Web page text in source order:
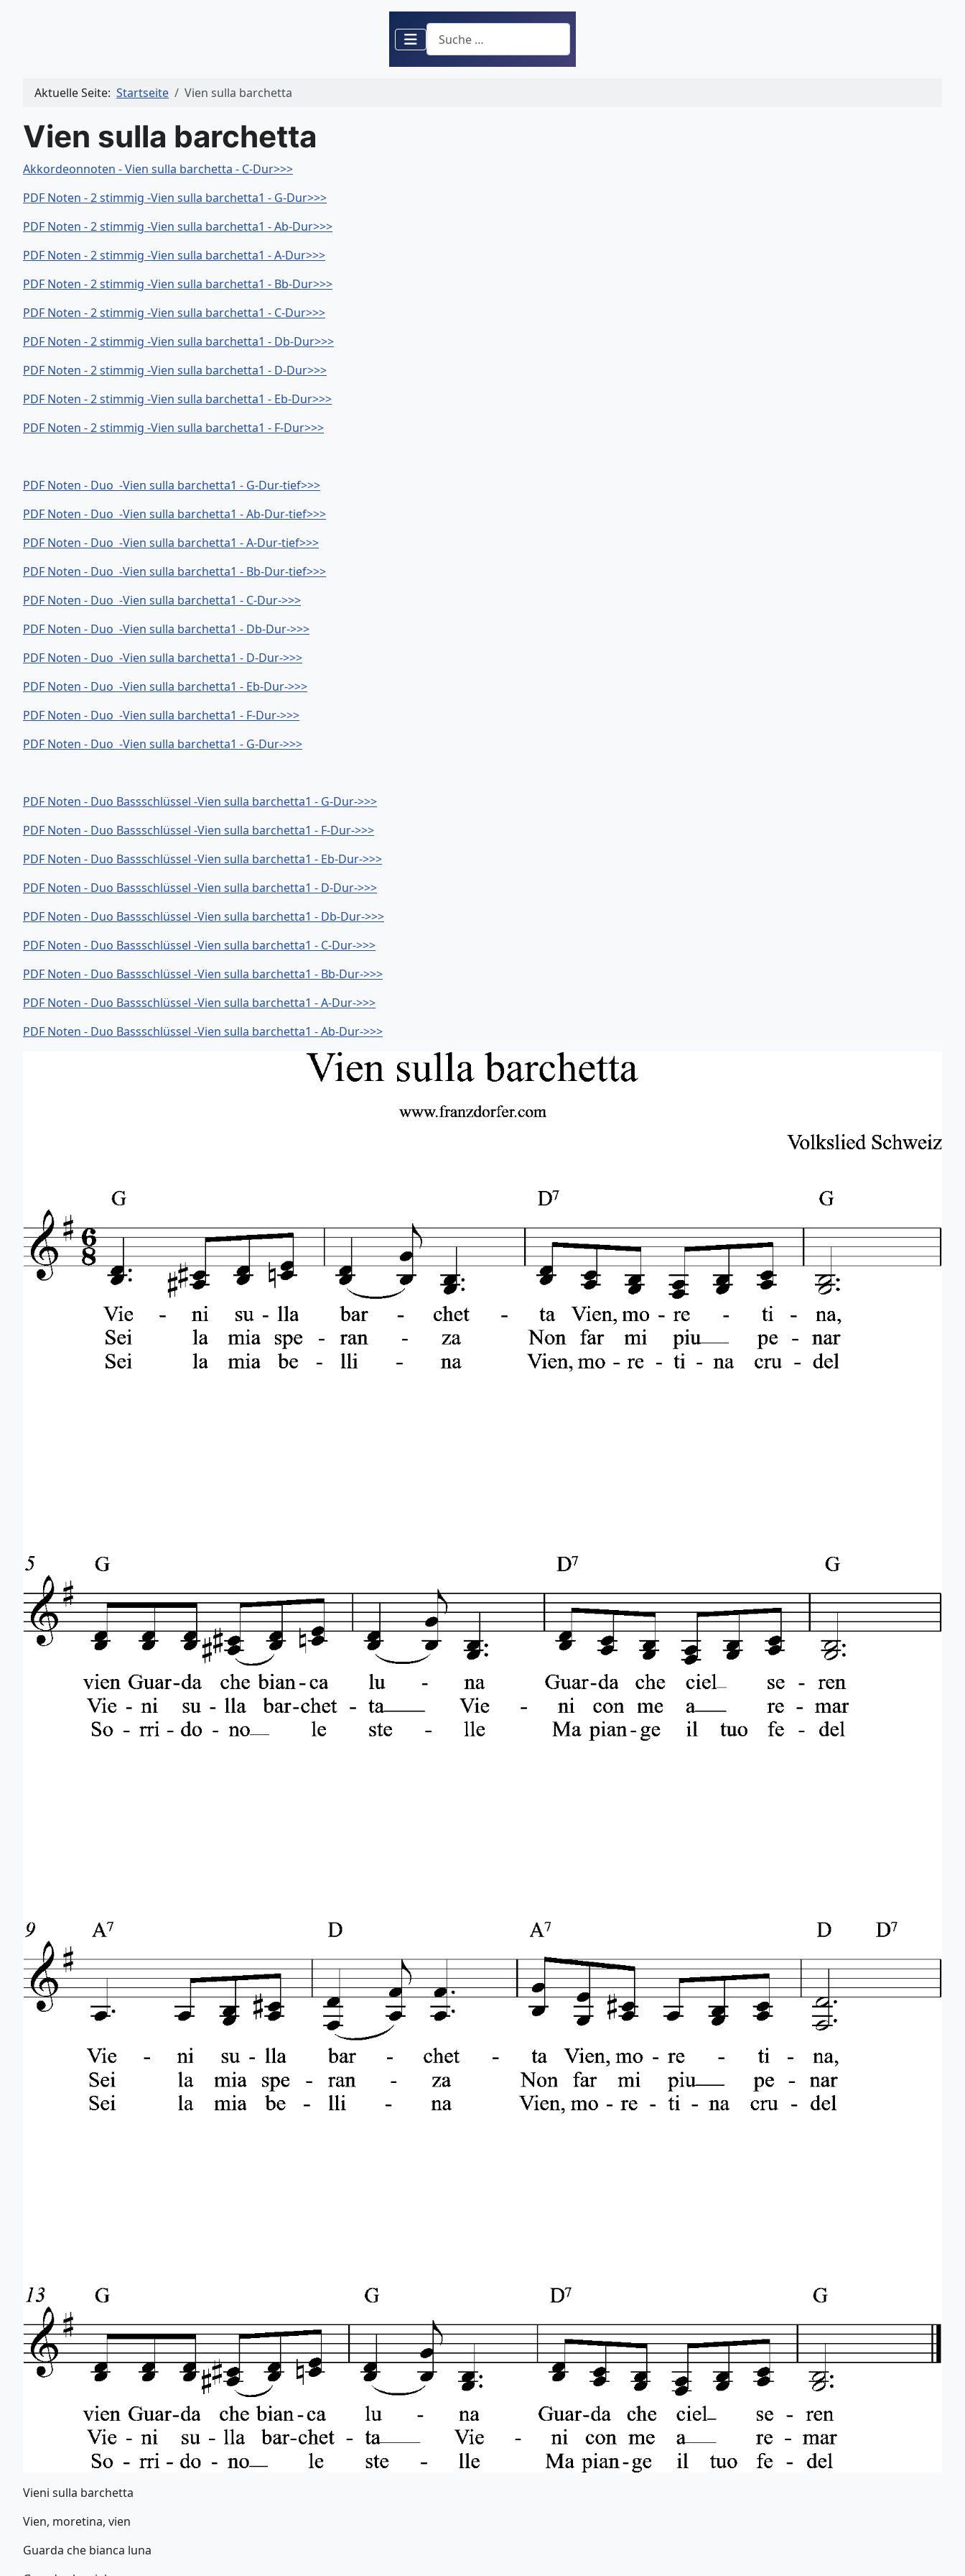
Suchen
Aktuelle Seite: Startseite Vien sulla barchetta
Vien sulla barchetta
Akkordeonnoten - Vien sulla barchetta - C-Dur>>>
PDF Noten - 2 stimmig -Vien sulla barchetta1 - G-Dur>>>
PDF Noten - 2 stimmig -Vien sulla barchetta1 - Ab-Dur>>>
PDF Noten - 2 stimmig -Vien sulla barchetta1 - A-Dur>>>
PDF Noten - 2 stimmig -Vien sulla barchetta1 - Bb-Dur>>>
PDF Noten - 2 stimmig -Vien sulla barchetta1 - C-Dur>>>
PDF Noten - 2 stimmig -Vien sulla barchetta1 - Db-Dur>>>
PDF Noten - 2 stimmig -Vien sulla barchetta1 - D-Dur>>>
PDF Noten - 2 stimmig -Vien sulla barchetta1 - Eb-Dur>>>
PDF Noten - 2 stimmig -Vien sulla barchetta1 - F-Dur>>>
PDF Noten - Duo -Vien sulla barchetta1 - G-Dur-tief>>>
PDF Noten - Duo -Vien sulla barchetta1 - Ab-Dur-tief>>>
PDF Noten - Duo -Vien sulla barchetta1 - A-Dur-tief>>>
PDF Noten - Duo -Vien sulla barchetta1 - Bb-Dur-tief>>>
PDF Noten - Duo -Vien sulla barchetta1 - C-Dur->>>
PDF Noten - Duo -Vien sulla barchetta1 - Db-Dur->>>
PDF Noten - Duo -Vien sulla barchetta1 - D-Dur->>>
PDF Noten - Duo -Vien sulla barchetta1 - Eb-Dur->>>
PDF Noten - Duo -Vien sulla barchetta1 - F-Dur->>>
PDF Noten - Duo -Vien sulla barchetta1 - G-Dur->>>
PDF Noten - Duo Bassschlüssel -Vien sulla barchetta1 - G-Dur->>>
PDF Noten - Duo Bassschlüssel -Vien sulla barchetta1 - F-Dur->>>
PDF Noten - Duo Bassschlüssel -Vien sulla barchetta1 - Eb-Dur->>>
PDF Noten - Duo Bassschlüssel -Vien sulla barchetta1 - D-Dur->>>
PDF Noten - Duo Bassschlüssel -Vien sulla barchetta1 - Db-Dur->>>
PDF Noten - Duo Bassschlüssel -Vien sulla barchetta1 - C-Dur->>>
PDF Noten - Duo Bassschlüssel -Vien sulla barchetta1 - Bb-Dur->>>
PDF Noten - Duo Bassschlüssel -Vien sulla barchetta1 - A-Dur->>>
PDF Noten - Duo Bassschlüssel -Vien sulla barchetta1 - Ab-Dur->>>
Vieni sulla barchetta
Vien, moretina, vien
Guarda che bianca luna